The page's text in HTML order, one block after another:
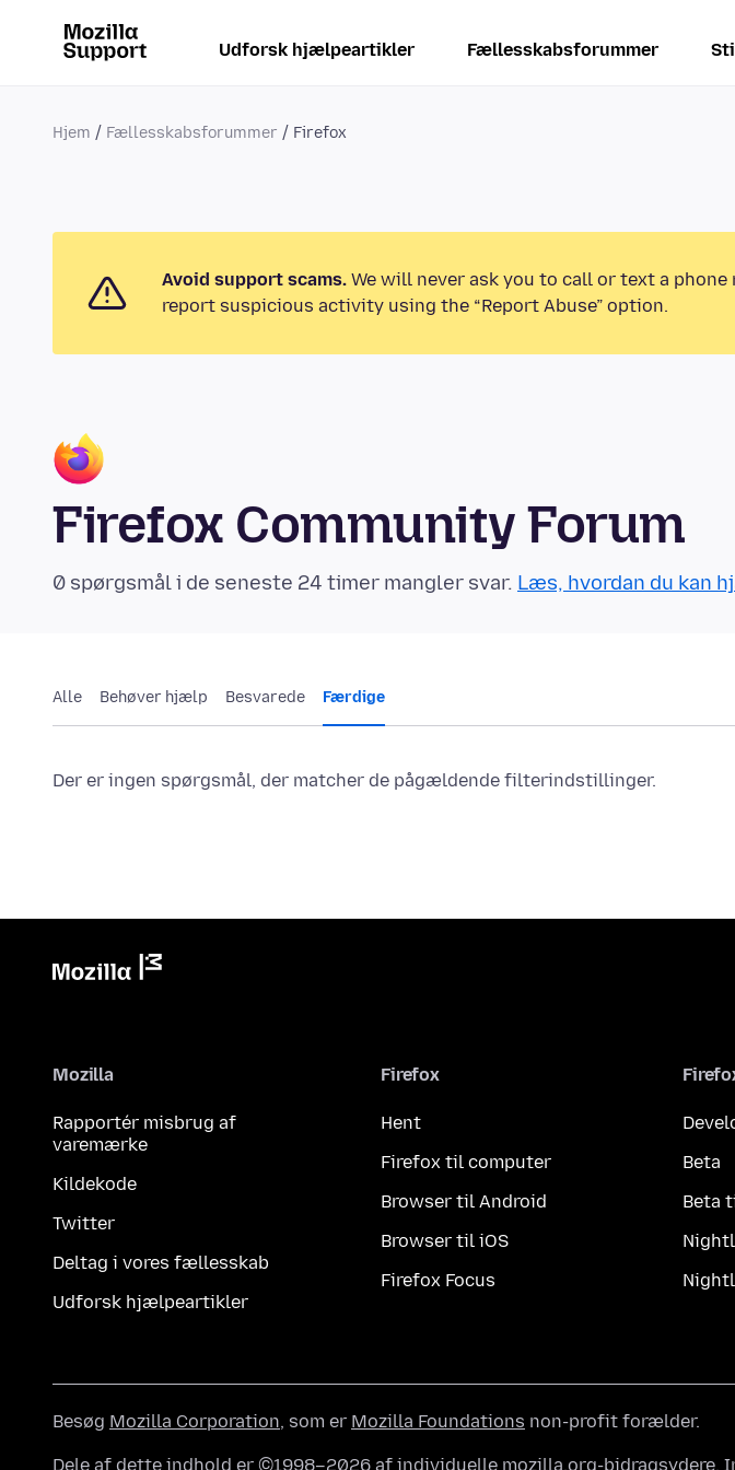
Udforsk hjælpeartikler Fællesskabsforummer
Hjem Fællesskabsforummer Firefox
Avoid support scams. We will never ask you to call or text a
report suspicious activity using the “Report Abuse” option.
Firefox Community Forum
0 spørgsmål i de seneste 24 timer mangler svar. Læs, hvordan du kan
Alle Behøver hjælp Besvarede Færdige
Der er ingen spørgsmål, der matcher de pågældende filterindstillinger.
Mozilla
Rapportér misbrug af
varemærke
Kildekode
Twitter
Deltag i vores fællesskab
Udforsk hjælpeartikler
Firefox
Hent
Firefox til computer
Browser til Android
Browser til iOS
Firefox Focus
Beta
Beta
Besøg Mozilla Corporation, som er Mozilla Foundations non-profit forælder.
Dele af dette indhold er ©1998–2026 af individuelle mozilla.org-